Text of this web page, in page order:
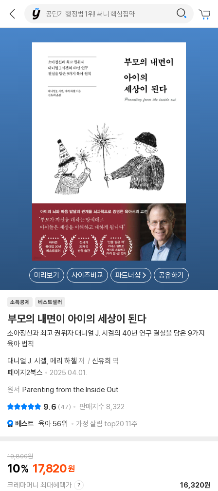
미리보기 사이즈비교 파트너샵 공유하기
소득공제 베스트셀러
부모의 내면이 아이의 세상이 된다
소아정신과 최고 권위자 대니얼 J. 시겔의 40년 연구 결실을 담은 9가지
육아 법칙
대니얼 J. 시겔 메리 하첼 저 신유희 역
페이지2북스
2025.04.01.
원서 Parenting from the Inside Out
9.6 47 판매지수 8,322
베스트 육아56위 가정 살림 top20 11주
19,800원
10 17,820
크레마머니 최대혜택가 16,320원